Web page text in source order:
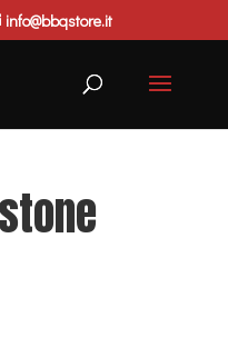
info@bbqstore.it